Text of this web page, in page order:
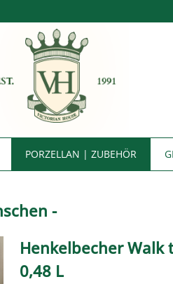
PORZELLAN | ZUBEHÖR
-
Henkelbecher Walk
0,48 L